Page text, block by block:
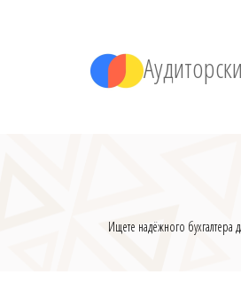
Ищете надёжного бухгалтера